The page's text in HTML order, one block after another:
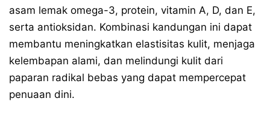
asam lemak omega-3, protein, vitamin A, D, dan E,
serta antioksidan. Kombinasi kandungan ini dapat
membantu meningkatkan elastisitas kulit, menjaga
kelembapan alami, dan melindungi kulit dari
paparan radikal bebas yang dapat mempercepat
penuaan dini.